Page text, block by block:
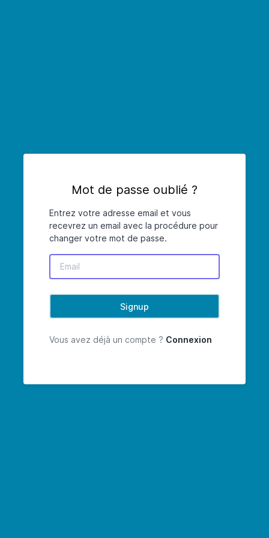
Mot de passe oublié ?
Entrez votre adresse email et vous
recevrez un email avec la procédure pour
changer votre mot de passe.
Email
Vous avez déjà un compte ? Connexion